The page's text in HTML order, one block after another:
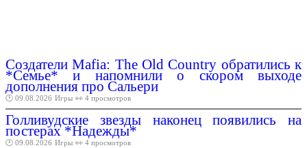
Создатели Mafia: The Old Country обратились к
*Семье* и напомнили о скором выходе
дополнения про Сальери
🕑 09.08.2026 Игры 👀 4 просмотров
Голливудские звезды наконец появились на
постерах *Надежды*
🕑 09.08.2026 Игры 👀 4 просмотров